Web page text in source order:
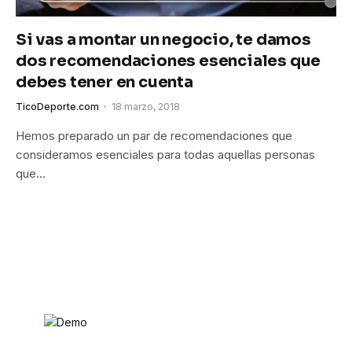
Si vas a montar un negocio, te damos
dos recomendaciones esenciales que
debes tener en cuenta
TicoDeporte.com 18 marzo, 2018
Hemos preparado un par de recomendaciones que
consideramos esenciales para todas aquellas personas
que…